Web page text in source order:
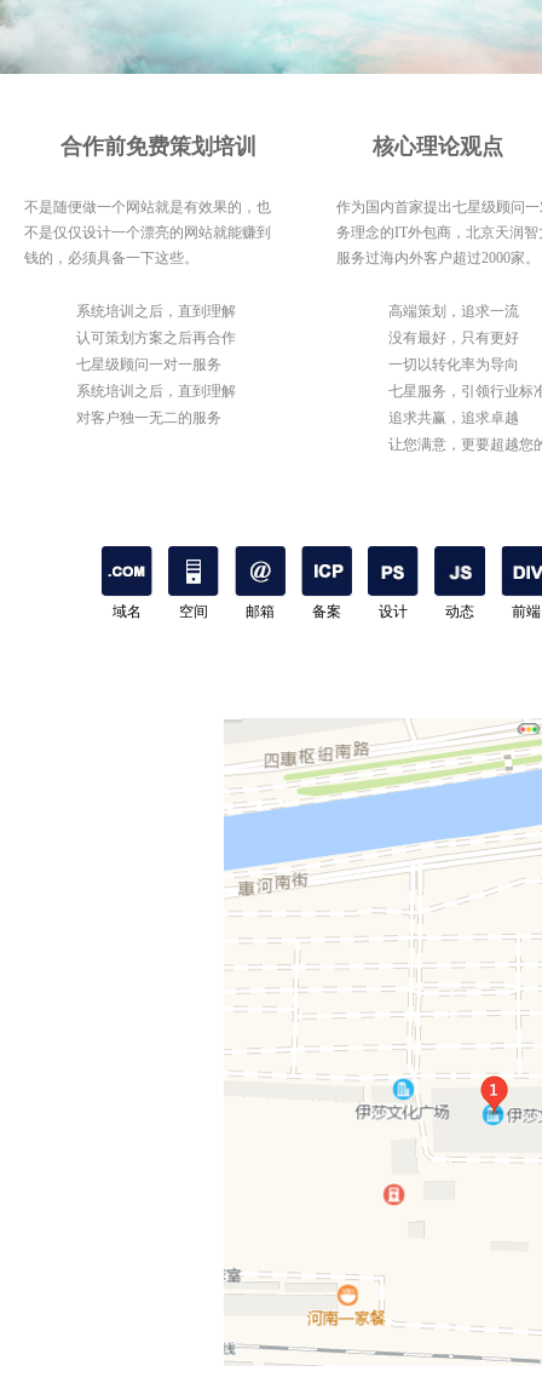
合作前免费策划培训
不是随便做一个网站就是有效果的，也
不是仅仅设计一个漂亮的网站就能赚到
钱的，必须具备一下这些。
系统培训之后，直到理解
认可策划方案之后再合作
七星级顾问一对一服务
系统培训之后，直到理解
对客户独一无二的服务
核心理论观点
作为国内首家提出七星级顾问
务理念的IT外包商，北京天润智
服务过海内外客户超过2000家。
高端策划，追求一流
没有最好，只有更好
一切以转化率为导向
七星服务，引领行业标
追求共赢，追求卓越
让您满意，更要超越您
域名 空间 邮箱 备案 设计 动态 前端